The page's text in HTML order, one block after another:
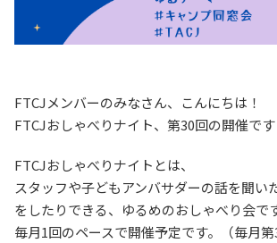
FTCJメンバーのみなさん、こんにちは！
FTCJおしゃべりナイト、第30回の開催です
FTCJおしゃべりナイトとは、
スタッフや子どもアンバサダーの話を聞い
をしたりできる、ゆるめのおしゃべり会で
毎月1回のペースで開催予定です。（毎月